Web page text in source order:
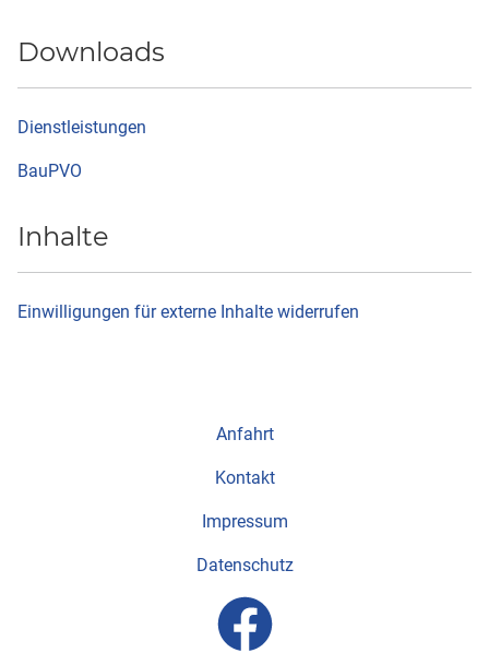
Downloads
Dienstleistungen
BauPVO
Inhalte
Einwilligungen für externe Inhalte widerrufen
Anfahrt
Kontakt
Impressum
Datenschutz